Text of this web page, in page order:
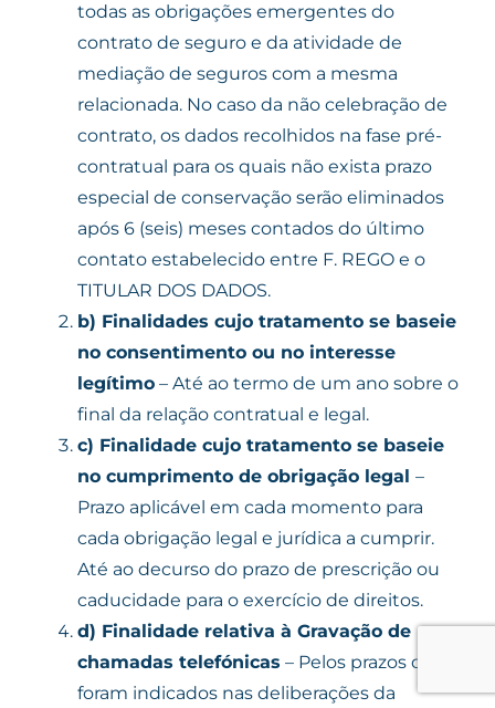
todas as obrigações emergentes do
contrato de seguro e da atividade de
mediação de seguros com a mesma
relacionada. No caso da não celebração de
contrato, os dados recolhidos na fase pré-
contratual para os quais não exista prazo
especial de conservação serão eliminados
após 6 (seis) meses contados do último
contato estabelecido entre F. REGO e o
TITULAR DOS DADOS.
b) Finalidades cujo tratamento se baseie
no consentimento ou no interesse
legítimo – Até ao termo de um ano sobre o
final da relação contratual e legal.
c) Finalidade cujo tratamento se baseie
no cumprimento de obrigação legal –
Prazo aplicável em cada momento para
cada obrigação legal e jurídica a cumprir.
Até ao decurso do prazo de prescrição ou
caducidade para o exercício de direitos.
d) Finalidade relativa à Gravação de
chamadas telefónicas – Pelos prazos que
foram indicados nas deliberações da